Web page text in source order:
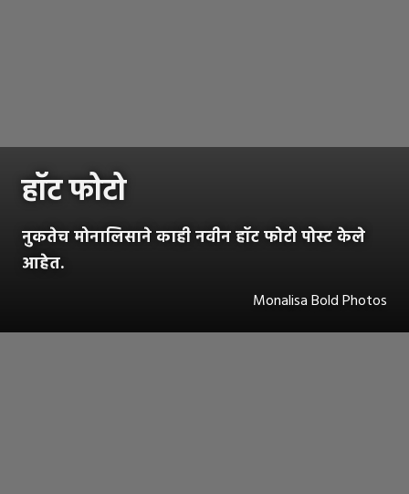
हॉट फोटो
नुकतेच मोनालिसाने काही नवीन हॉट फोटो पोस्ट केले
आहेत.
Monalisa Bold Photos